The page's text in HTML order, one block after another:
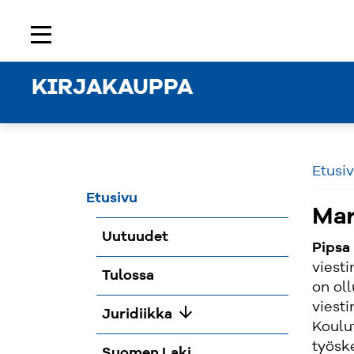
KIRJAKAUPPA
Etusivu
Etusivu
Uutuudet
Tulossa
Juridiikka arrow_downward
on